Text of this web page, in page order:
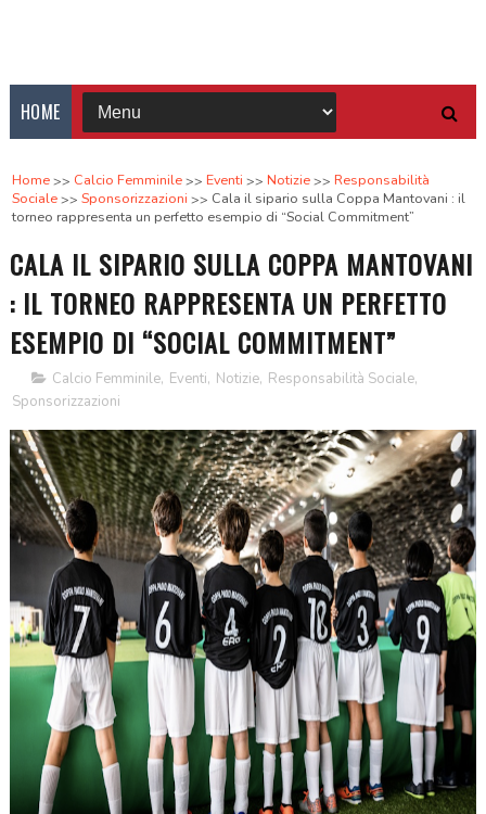
HOME
Home Calcio Femminile Eventi Notizie
Responsabilità
Sociale
Sponsorizzazioni
Cala il sipario sulla Coppa Mantovani : il
torneo rappresenta un perfetto esempio di “Social Commitment”
CALA IL SIPARIO SULLA COPPA MANTOVANI
: IL TORNEO RAPPRESENTA UN PERFETTO
ESEMPIO DI “SOCIAL COMMITMENT”
Calcio Femminile, Eventi, Notizie, Responsabilità Sociale,
Sponsorizzazioni